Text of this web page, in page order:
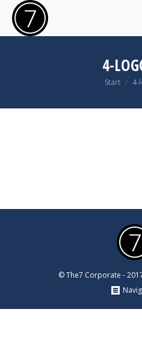
4-
Start 4-
© The7 Corporate -